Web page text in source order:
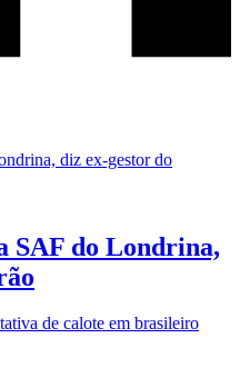
SAF do Londrina,